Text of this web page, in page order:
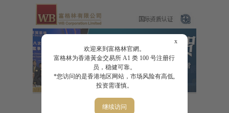
x
欢迎來到富格林官網。
富格林为香港黃金交易所 A1 类 100 号注册行
员，稳健可靠。
*您访问的是香港地区网站，市场风险有高低,
投资需谨慎。
继续访问